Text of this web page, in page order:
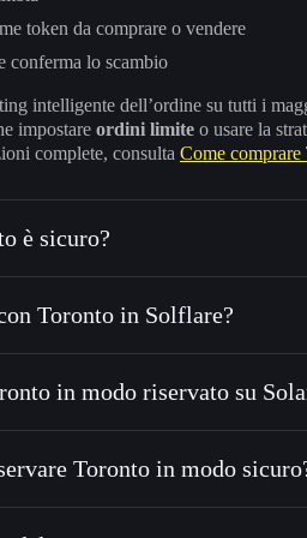
token da comprare o vendere
conferma lo scambio
intelligente dell’ordine su tutti i
impostare ordini limite o usare la
complete, consulta Come comprare
è sicuro?
Toronto in Solflare?
Solflare
— scambia TOR in SOL,
Solflare
reale— conosci prezzo, volume,
in modo riservato su
Aggregatore di privacy
Toronto in modo
Toronto